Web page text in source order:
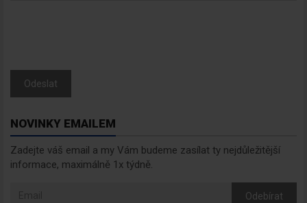
Odeslat
NOVINKY EMAILEM
Zadejte váš email a my Vám budeme zasílat ty nejdůležitější
informace, maximálně 1x týdně.
Odebírat